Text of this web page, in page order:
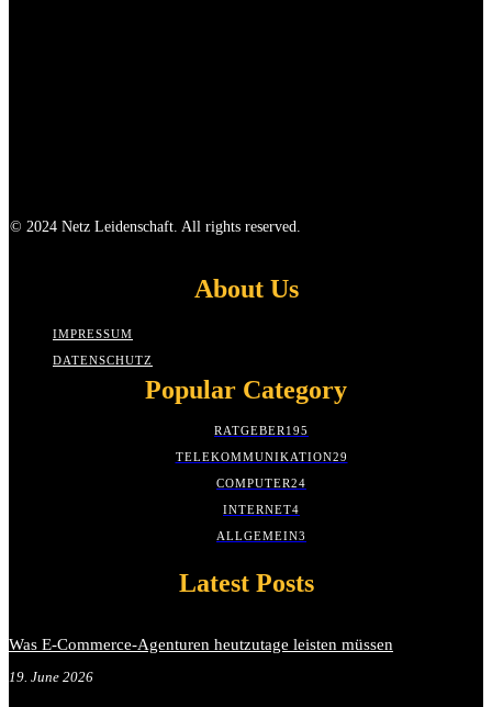
© 2024 Netz Leidenschaft. All rights reserved.
About Us
IMPRESSUM
DATENSCHUTZ
Popular Category
RATGEBER 195
TELEKOMMUNIKATION29
COMPUTER24
INTERNET4
ALLGEMEIN3
Latest Posts
Was E-Commerce-Agenturen heutzutage leisten müssen
19. June 2026